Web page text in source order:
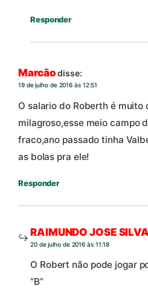
Responder
Marcãodisse:
19 de julho de 2016 às 12:51
O salario do Roberth é muito
milagroso,esse meio campo
fraco,ano passado tinha
as bolas pra ele!
Responder
RAIMUNDO JOSE SILVA
20 de julho de 2016 às 11:18
O Robert não pode jogar
“B”